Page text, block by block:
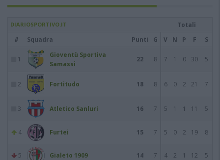
DIARIOSPORTIVO.IT
Totali
#
Squadra Punti G V N P F S
1
Gioventù Sportiva
Samassi
22 8 7 1 0 30 5
2 Fortitudo 18 8 6 0 2 21 7
3 Atletico Sanluri 16 7 5 1 1 11 5
4 Furtei 15 7 5 0 2 19 8
5 Gialeto 1909 14 7 4 2 1 12 5